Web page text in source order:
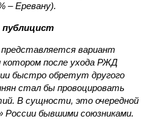
– Еревану).
публицист
вариант
после ухода РЖД
быстро обретут другого
стал бы провоцировать
В сущности, это очередной
России бывшими союзниками.